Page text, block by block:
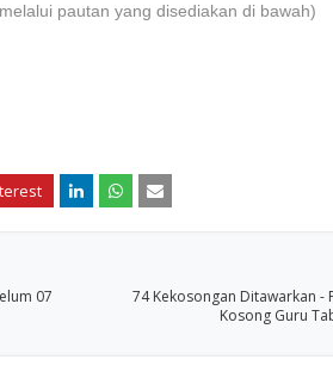
pautan yang disediakan di bawah)
74 Kekosongan Ditawarkan -
Kosong Guru
07